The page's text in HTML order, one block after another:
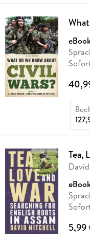
Tea,
5,99